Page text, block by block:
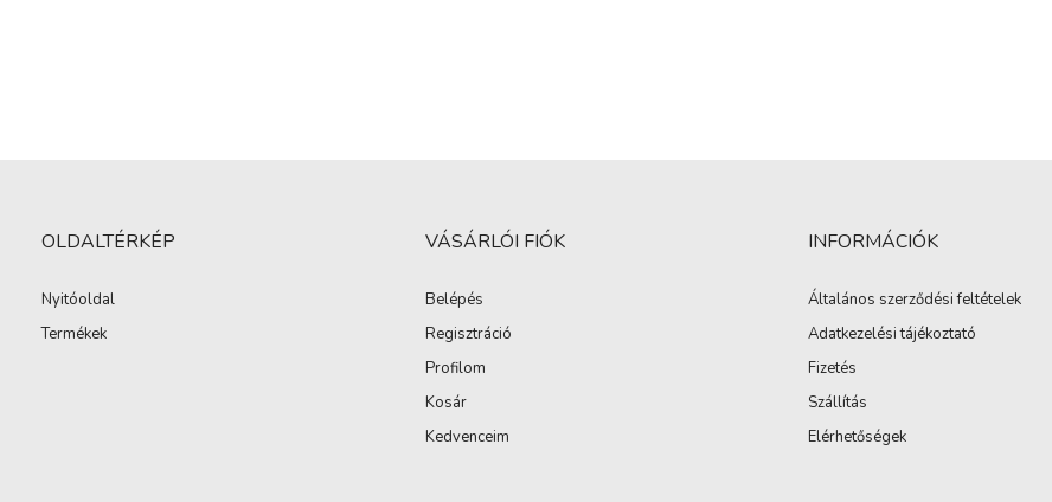
OLDALTÉRKÉP
Nyitóoldal
Termékek
VÁSÁRLÓI FIÓK
Belépés
Regisztráció
Profilom
Kosár
Kedvenceim
INFORMÁCIÓK
Általános szerződési feltételek
Adatkezelési tájékoztató
Fizetés
Szállítás
Elérhetőségek